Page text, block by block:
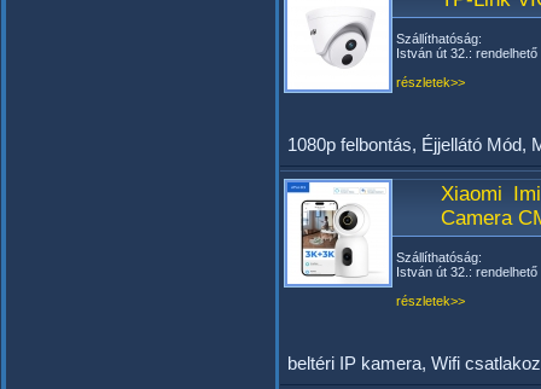
Szállíthatóság:
István út 32.: rendelhető
részletek>>
1080p felbontás, Éjjellátó Mód,
Xiaomi
Camera
Szállíthatóság:
István út 32.: rendelhető
részletek>>
beltéri IP kamera, Wifi